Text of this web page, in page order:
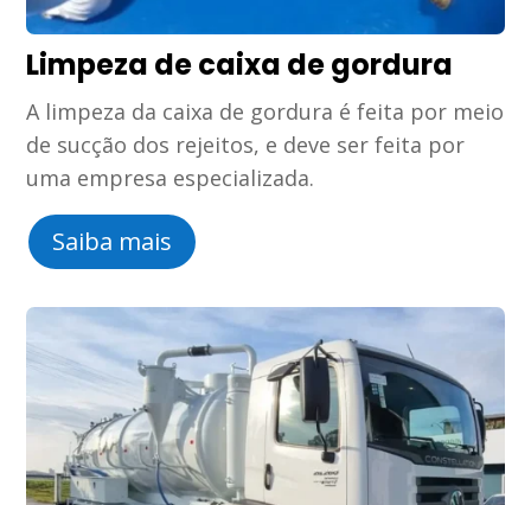
Limpeza de caixa de gordura
A limpeza da caixa de gordura é feita por meio
de sucção dos rejeitos, e deve ser feita por
uma empresa especializada.
Saiba mais